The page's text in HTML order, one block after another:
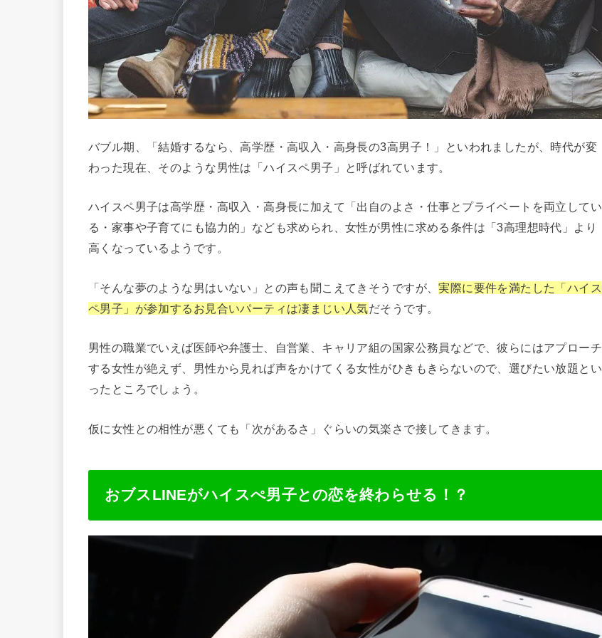
バブル期、「結婚するなら、高学歴・高収入・高身長の3高男子！」といわれましたが、時代が変
わった現在、そのような男性は「ハイスペ男子」と呼ばれています。
ハイスペ男子は高学歴・高収入・高身長に加えて「出自のよさ・仕事とプライベートを両立してい
る・家事や子育てにも協力的」なども求められ、女性が男性に求める条件は「3高理想時代」より
高くなっているようです。
「そんな夢のような男はいない」との声も聞こえてきそうですが、実際に要件を満たした「ハイス
ペ男子」が参加するお見合いパーティは凄まじい人気だそうです。
男性の職業でいえば医師や弁護士、自営業、キャリア組の国家公務員などで、彼らにはアプローチ
する女性が絶えず、男性から見れば声をかけてくる女性がひきもきらないので、選びたい放題とい
ったところでしょう。
仮に女性との相性が悪くても「次があるさ」ぐらいの気楽さで接してきます。
おブスLINEがハイスぺ男子との恋を終わらせる！？